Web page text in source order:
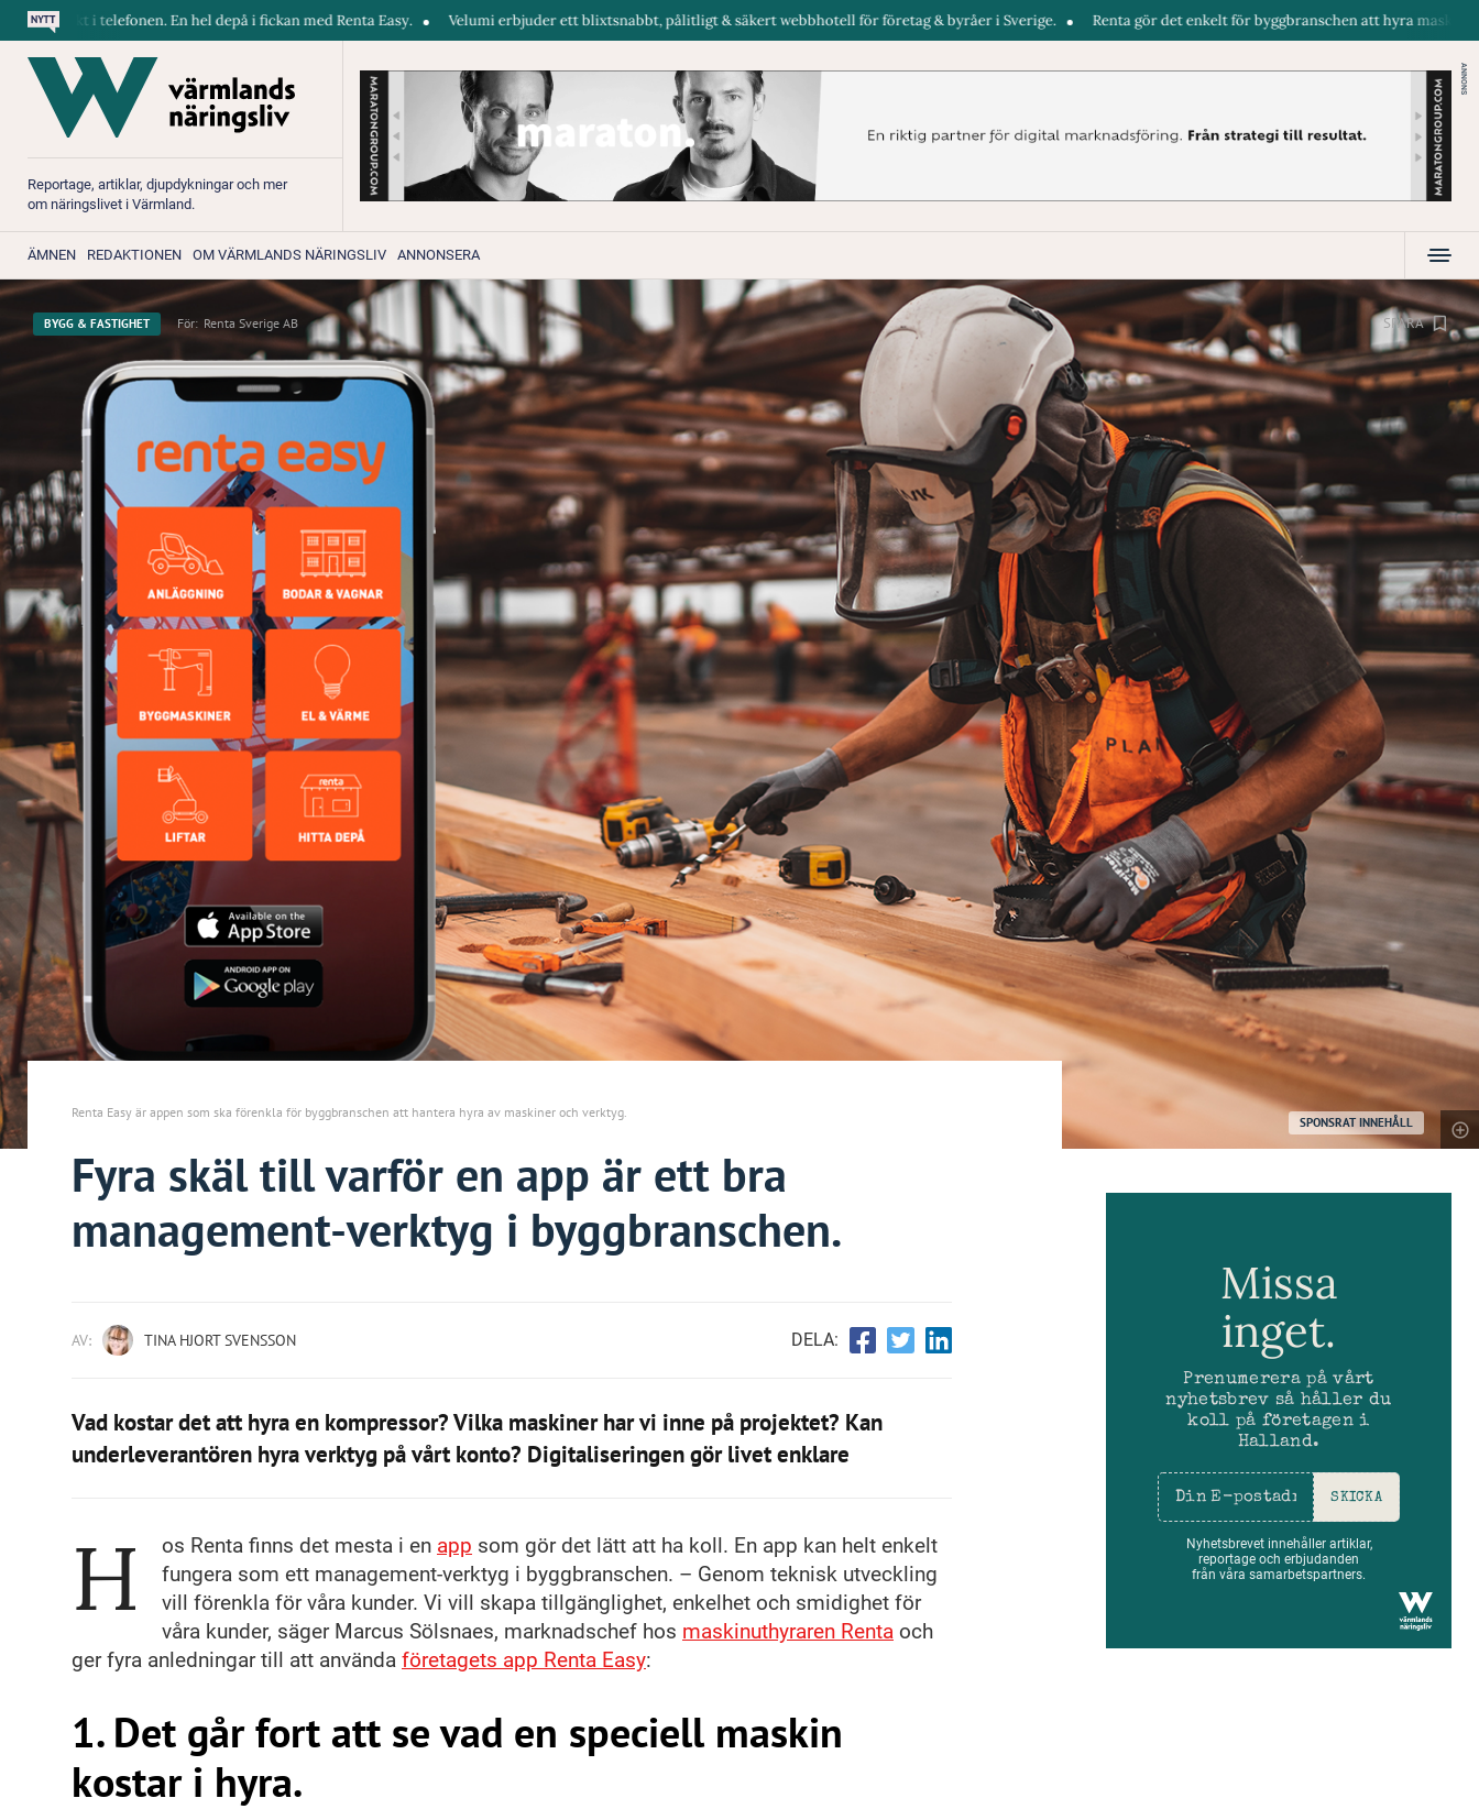
En hel depå i fickan med Renta Easy. Velumi erbjuder ett blixtsnabbt, pålitligt & säkert webbhotell för företag & byråer i Sverige. Renta gör det enkelt för byggbranschen att hyra maskiner direkt i telefonen.
Reportage, artiklar, djupdykningar och mer
om näringslivet i Värmland.
ANNONS
ÄMNEN REDAKTIONEN OM VÄRMLANDS NÄRINGSLIV ANNONSERA
SPONSRAT INNEHÅLL
BYGG & FASTIGHET För: Renta Sverige AB SPARA
Renta Easy är appen som ska förenkla för byggbranschen att hantera hyra av maskiner och verktyg.
Fyra skäl till varför en app är ett bra
management-verktyg i byggbranschen.
AV: TINA HJORT SVENSSON DELA:
Vad kostar det att hyra en kompressor? Vilka maskiner har vi inne på projektet? Kan
underleverantören hyra verktyg på vårt konto? Digitaliseringen gör livet enklare
H os Renta finns det mesta i en app som gör det lätt att ha koll. En app kan helt enkelt
fungera som ett management-verktyg i byggbranschen. – Genom teknisk utveckling
vill förenkla för våra kunder. Vi vill skapa tillgänglighet, enkelhet och smidighet för
våra kunder, säger Marcus Sölsnaes, marknadschef hos maskinuthyraren Renta och
ger fyra anledningar till att använda företagets app Renta Easy:
1. Det går fort att se vad en speciell maskin
kostar i hyra.
Missa
inget.
Prenumerera på vårt
nyhetsbrev så håller du
koll på företagen i
Halland.
SKICKA
Nyhetsbrevet innehåller artiklar,
reportage och erbjudanden
från våra samarbetspartners.